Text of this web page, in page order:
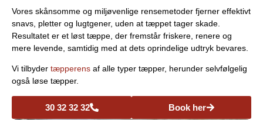
Vores skånsomme og miljøvenlige rensemetoder fjerner effektivt
snavs, pletter og lugtgener, uden at tæppet tager skade.
Resultatet er et løst tæppe, der fremstår friskere, renere og
mere levende, samtidig med at dets oprindelige udtryk bevares.
Vi tilbyder tæpperens af alle typer tæpper, herunder selvfølgelig
også løse tæpper.
30 32 32 32 Book her